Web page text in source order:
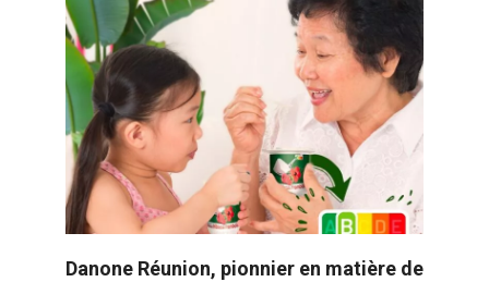
Danone Réunion, pionnier en matière de